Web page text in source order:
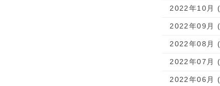
2022年10月
2022年09月
2022年08月
2022年07月
2022年06月